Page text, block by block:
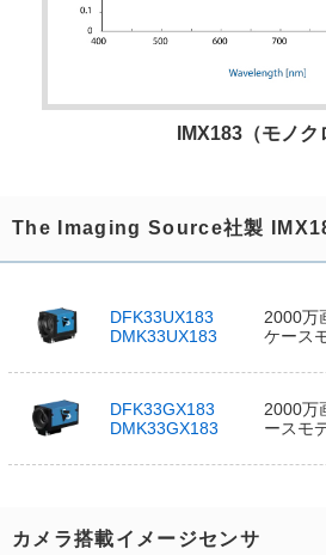
IMX183（モノク
The Imaging Source社製
DFK33UX183
DMK33UX183
2000万
ケース
DFK33GX183
DMK33GX183
2000万
ースモ
カメラ搭載イメージセンサ